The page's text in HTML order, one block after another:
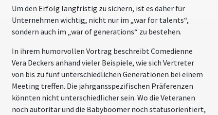
Um den Erfolg langfristig zu sichern, ist es daher für
Unternehmen wichtig, nicht nur im „war for talents“,
sondern auch im „war of generations“ zu bestehen.
In ihrem humorvollen Vortrag beschreibt Comedienne
Vera Deckers anhand vieler Beispiele, wie sich Vertreter
von bis zu fünf unterschiedlichen Generationen bei einem
Meeting treffen. Die jahrgansspezifischen Präferenzen
könnten nicht unterschiedlicher sein. Wo die Veteranen
noch autoritär und die Babyboomer noch statusorientiert,